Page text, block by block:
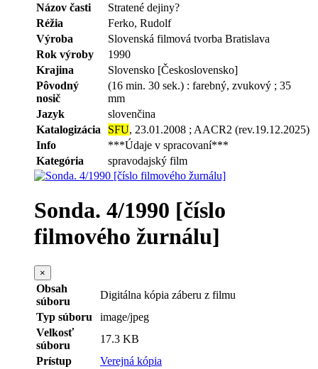
Názov časti
Stratené dejiny?
Réžia
Ferko, Rudolf
Výroba
Slovenská filmová tvorba Bratislava
Rok výroby
1990
Krajina
Slovensko [Československo]
Pôvodný
nosič
(16 min. 30 sek.) : farebný, zvukový ; 35
mm
Jazyk
slovenčina
Katalogizácia
SFU, 23.01.2008 ; AACR2 (rev.19.12.2025)
Info
***Údaje v spracovaní***
Kategória
spravodajský film
Sonda. 4/1990 [číslo
filmového žurnálu]
×
Obsah
súboru
Digitálna kópia záberu z filmu
Typ súboru
image/jpeg
Velkosť
súboru
17.3 KB
Prístup
Verejná kópia